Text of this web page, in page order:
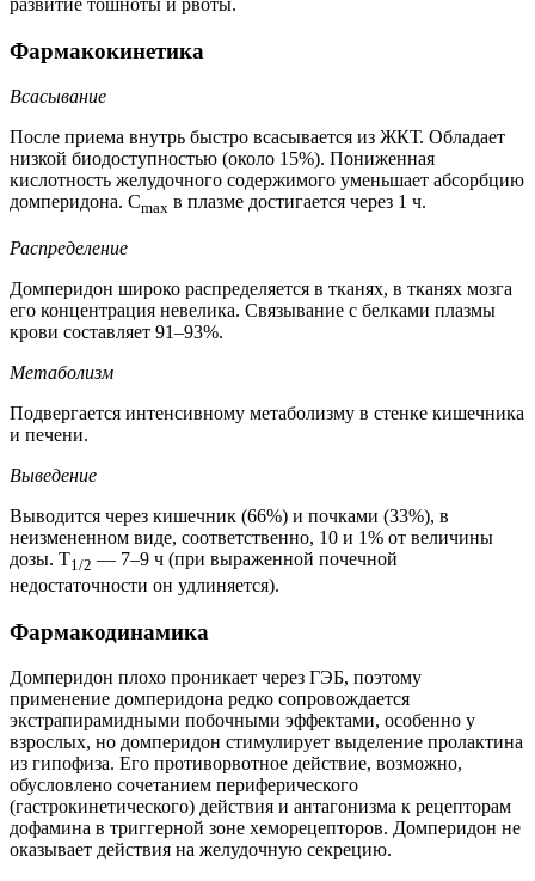
развитие тошноты и рвоты.
Фармакокинетика
Всасывание
После приема внутрь быстро всасывается из ЖКТ. Обладает
низкой биодоступностью (около 15%). Пониженная
кислотность желудочного содержимого уменьшает абсорбцию
домперидона. Cmax в плазме достигается через 1 ч.
Распределение
Домперидон широко распределяется в тканях, в тканях мозга
его концентрация невелика. Связывание с белками плазмы
крови составляет 91–93%.
Метаболизм
Подвергается интенсивному метаболизму в стенке кишечника
и печени.
Выведение
Выводится через кишечник (66%) и почками (33%), в
неизмененном виде, соответственно, 10 и 1% от величины
дозы. T1/2 — 7–9 ч (при выраженной почечной
недостаточности он удлиняется).
Фармакодинамика
Домперидон плохо проникает через ГЭБ, поэтому
применение домперидона редко сопровождается
экстрапирамидными побочными эффектами, особенно у
взрослых, но домперидон стимулирует выделение пролактина
из гипофиза. Его противорвотное действие, возможно,
обусловлено сочетанием периферического
(гастрокинетического) действия и антагонизма к рецепторам
дофамина в триггерной зоне хеморецепторов. Домперидон не
оказывает действия на желудочную секрецию.